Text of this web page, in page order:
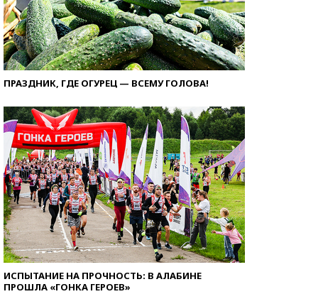
ПРАЗДНИК, ГДЕ ОГУРЕЦ — ВСЕМУ ГОЛОВА!
ИСПЫТАНИЕ НА ПРОЧНОСТЬ: В АЛАБИНЕ
ПРОШЛА «ГОНКА ГЕРОЕВ»